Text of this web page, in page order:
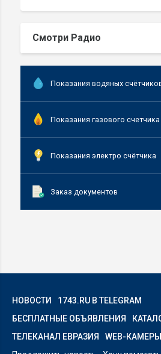
Смотри Радио
Показания водяных
Показания газового счетчика
Показания электро счётчика
Заказ документов
НОВОСТИ
1743.RU В TELEGRAM
БЕСПЛАТНЫЕ ОБЪЯВЛЕНИЯ
ТЕЛЕКАНАЛ ЕВРАЗИЯ
WEB-КАМЕРЫ